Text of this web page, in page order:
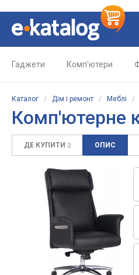
Гаджети Комп'ютери
Каталог / Дім і ремонт / Меблі /
Комп'ютерне
ДЕ КУПИТИ 2 ОПИС